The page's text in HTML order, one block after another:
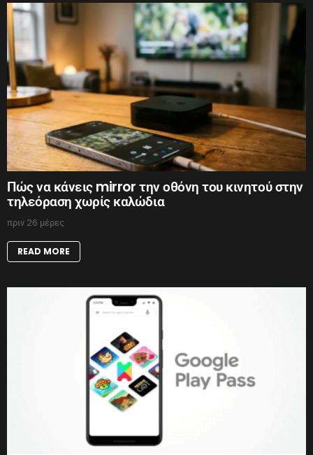
Πώς να κάνεις mirror την οθόνη του κινητού στην
τηλεόραση χωρίς καλώδια
πριν 26 μέρες
READ MORE